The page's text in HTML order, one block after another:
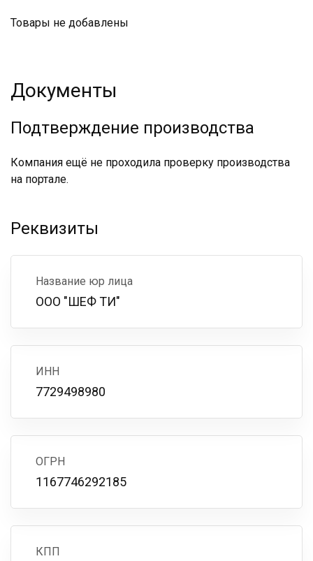
Товары не добавлены
Документы
Подтверждение производства
Компания ещё не проходила проверку производства
на портале.
Реквизиты
Название юр лица
ООО "ШЕФ ТИ"
ИНН
7729498980
ОГРН
1167746292185
КПП